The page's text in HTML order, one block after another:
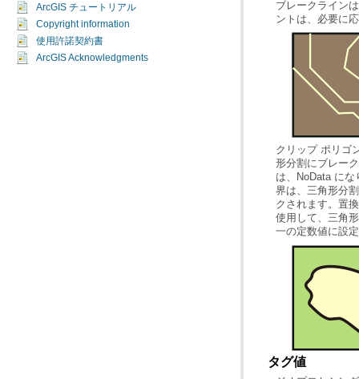
ArcGIS チュートリアル
Copyright information
使用許諾契約書
ArcGIS Acknowledgments
ントは、必要に
一の定数値に設
タグ値